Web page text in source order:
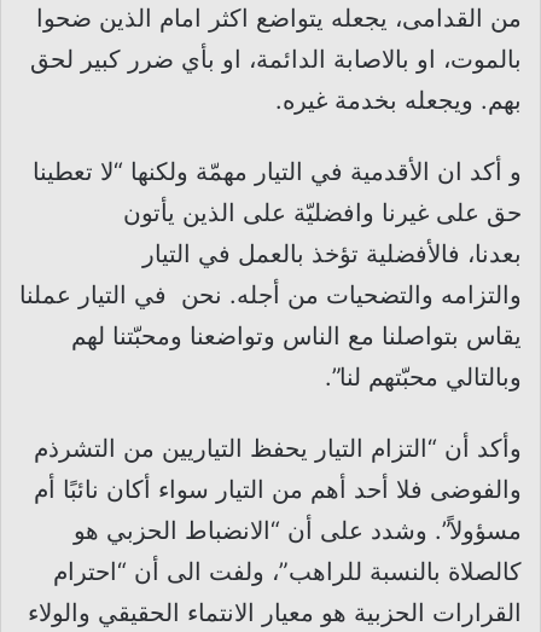
من القدامى، يجعله يتواضع اكثر امام الذين ضحوا
بالموت، او بالاصابة الدائمة، او بأي ضرر كبير لحق
بهم. ويجعله بخدمة غيره.
و أكد ان الأقدمية في التيار مهمّة ولكنها “لا تعطينا
حق على غيرنا وافضليّة على الذين يأتون
بعدنا، فالأفضلية تؤخذ بالعمل في التيار
والتزامه والتضحيات من أجله. نحن في التيار عملنا
يقاس بتواصلنا مع الناس وتواضعنا ومحبّتنا لهم
وبالتالي محبّتهم لنا”.
وأكد أن “التزام التيار يحفظ التياريين من التشرذم
والفوضى فلا أحد أهم من التيار سواء أكان نائبًا أم
مسؤولاً”. وشدد على أن “الانضباط الحزبي هو
كالصلاة بالنسبة للراهب”، ولفت الى أن “احترام
القرارات الحزبية هو معيار الانتماء الحقيقي والولاء